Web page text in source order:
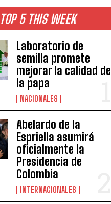
TOP 5 THIS WEEK
Laboratorio de
semilla promete
mejorar la calidad de
la papa
NACIONALES
Abelardo de la
Espriella asumirá
oficialmente la
Presidencia de
Colombia
INTERNACIONALES